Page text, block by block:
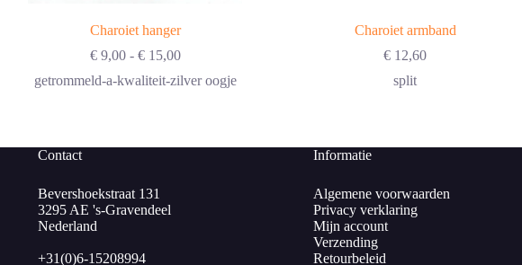
Charoiet hanger
€9,00 - €15,00Prijsklasse:
tot
getrommeld-a-kwaliteit-zilver oogje
Charoiet armband
€ 12,60
split
Contact
Bevershoekstraat 131
3295 AE 's-Gravendeel
Nederland
+31(0)6-15208994
Informatie
Algemene voorwaarden
Privacy verklaring
Mijn account
Verzending
Retourbeleid